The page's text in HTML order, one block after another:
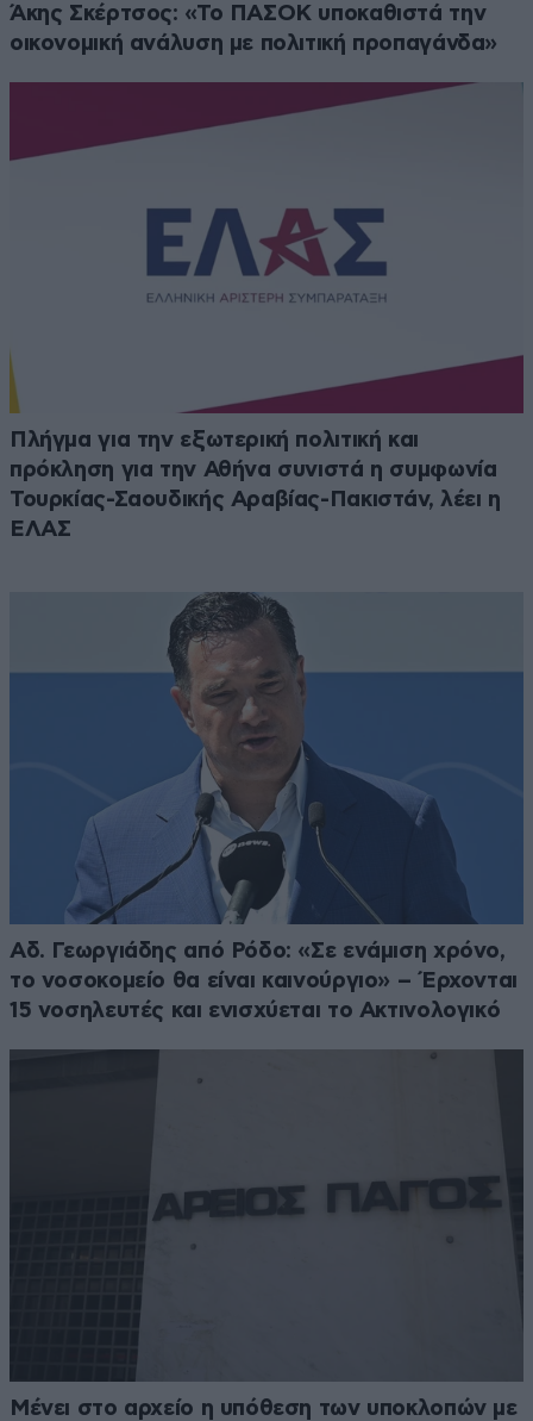
Άκης Σκέρτσος: «Το ΠΑΣΟΚ υποκαθιστά την
οικονομική ανάλυση με πολιτική προπαγάνδα»
Πλήγμα για την εξωτερική πολιτική και
πρόκληση για την Αθήνα συνιστά η συμφωνία
Τουρκίας-Σαουδικής Αραβίας-Πακιστάν, λέει η
ΕΛΑΣ
Αδ. Γεωργιάδης από Ρόδο: «Σε ενάμιση χρόνο,
το νοσοκομείο θα είναι καινούργιο» – Έρχονται
15 νοσηλευτές και ενισχύεται το Ακτινολογικό
Μένει στο αρχείο η υπόθεση των υποκλοπών με